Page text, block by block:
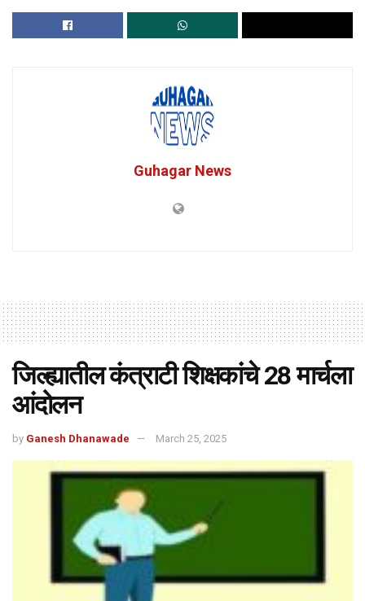
Guhagar News
जिल्ह्यातील कंत्राटी शिक्षकांचे 28 मार्चला
आंदोलन
by Ganesh Dhanawade March 25, 2025